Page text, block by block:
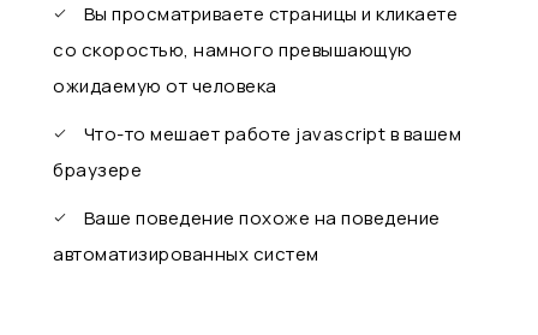
Вы просматриваете страницы и кликаете
со скоростью, намного превышающую
ожидаемую от человека
Что-то мешает работе javascript в вашем
браузере
Ваше поведение похоже на поведение
автоматизированных систем